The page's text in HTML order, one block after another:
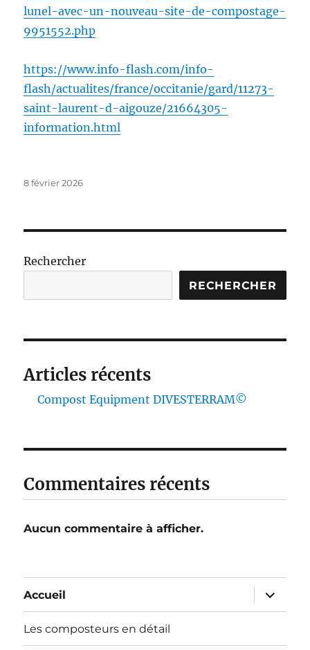
lunel-avec-un-nouveau-site-de-compostage-
9951552.php
https://www.info-flash.com/info-
flash/actualites/france/occitanie/gard/11273-
saint-laurent-d-aigouze/21664305-
information.html
Publié
8 février 2026
Rechercher
RECHERCHER
Articles récents
Compost Equipment DIVESTERRAM©
Commentaires récents
Aucun commentaire à afficher.
Accueil
ouvrir
le
sous-
Les composteurs en détail